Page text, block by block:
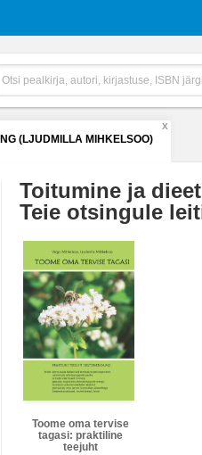
(LJUDMILLA MIHKELSOO)
X
Toitumine ja dieet
Teie otsingule
Toome oma tervise
tagasi: praktiline
teejuht